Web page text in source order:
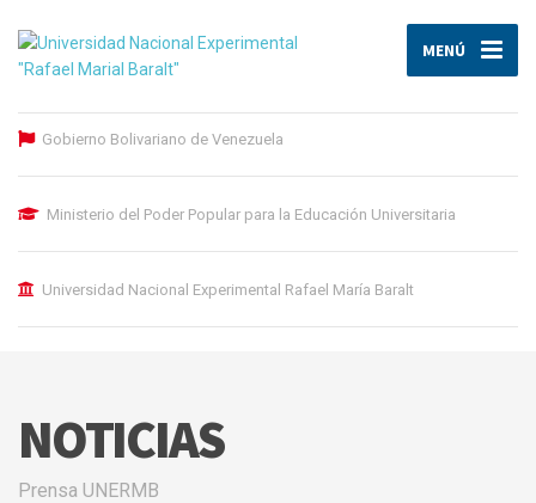
MENÚ
Gobierno Bolivariano de Venezuela
Ministerio del Poder Popular para la Educación Universitaria
Universidad Nacional Experimental Rafael María Baralt
NOTICIAS
Prensa UNERMB